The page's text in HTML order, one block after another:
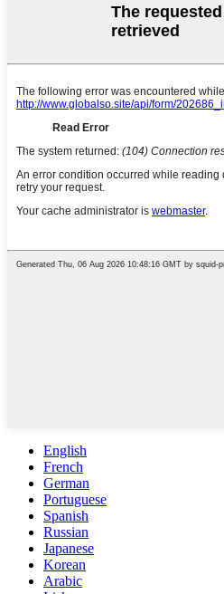
English
French
German
Portuguese
Spanish
Russian
Japanese
Korean
Arabic